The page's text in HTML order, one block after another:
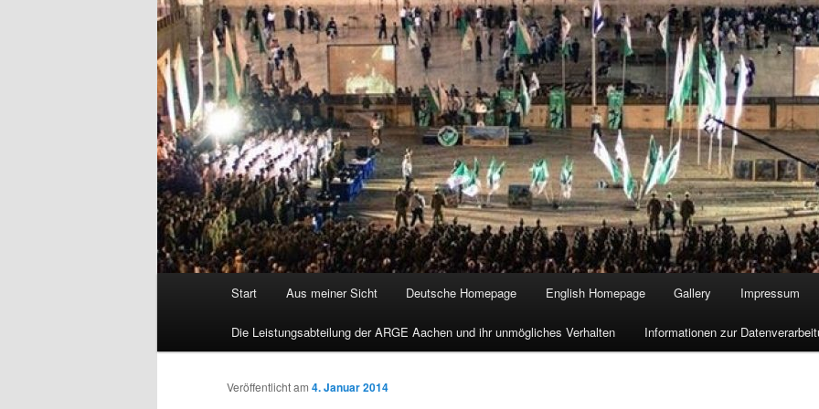
Start Aus meiner Sicht Deutsche Homepage English Homepage Gallery Impressum
Die Leistungsabteilung der ARGE Aachen und ihr unmögliches Verhalten Informationen zur
Veröffentlicht am 4. Januar 2014